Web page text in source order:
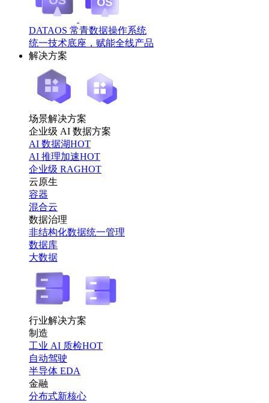
DATAOS 常青数据操作系统
统一技术底座，赋能全线产品
解决方案
场景解决方案
企业级 AI 数据方案
AI 数据湖HOT
AI 推理加速HOT
企业级 RAGHOT
云原生
容器
混合云
数据治理
非结构化数据统一管理
数据库
大数据
行业解决方案
制造
工业 AI 质检HOT
自动驾驶
半导体 EDA
金融
分布式新核心